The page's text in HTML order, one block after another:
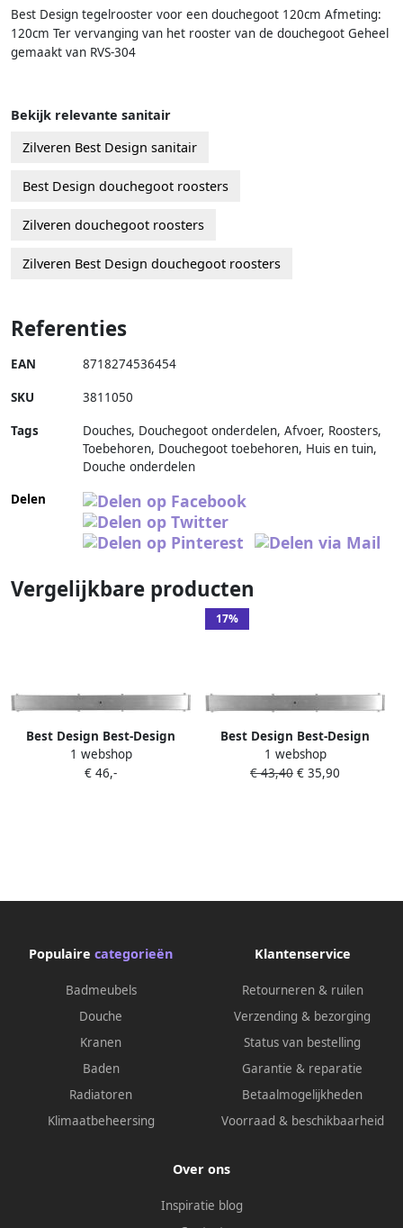
Best Design tegelrooster voor een douchegoot 120cm Afmeting:
120cm Ter vervanging van het rooster van de douchegoot Geheel
gemaakt van RVS-304
Bekijk relevante sanitair
Zilveren Best Design sanitair
Best Design douchegoot roosters
Zilveren douchegoot roosters
Zilveren Best Design douchegoot roosters
Referenties
EAN 8718274536454
SKU 3811050
Tags
Douches, Douchegoot onderdelen, Afvoer, Roosters,
Toebehoren, Douchegoot toebehoren, Huis en tuin,
Douche onderdelen
Delen
Vergelijkbare producten
Best Design Best-Design
Tegelrooster Voor
Douchegoot 60 cm RVS
1 webshop
€ 46,-
17%
Best Design Best-Design
Tegelrooster Voor
Douchegoot 70 cm RVS
1 webshop
€ 43,40 € 35,90
Populaire categorieën
Badmeubels
Douche
Kranen
Baden
Radiatoren
Klimaatbeheersing
Klantenservice
Retourneren & ruilen
Verzending & bezorging
Status van bestelling
Garantie & reparatie
Betaalmogelijkheden
Voorraad & beschikbaarheid
Over ons
Inspiratie blog